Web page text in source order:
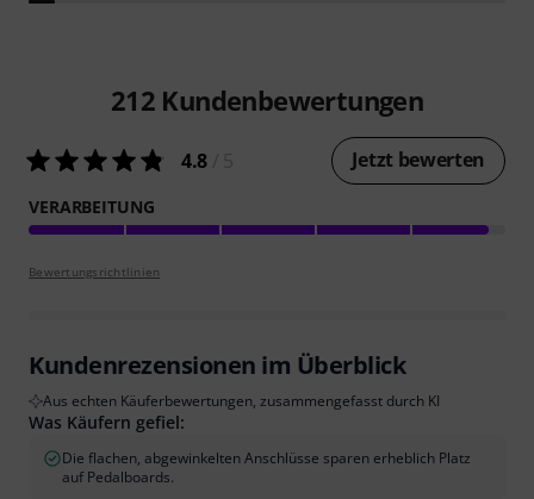
212 Kundenbewertungen
4.8 Jetzt bewerten
VERARBEITUNG
Bewertungsrichtlinien
Kundenrezensionen im Überblick
Aus echten Käuferbewertungen, zusammengefasst durch KI
Was Käufern gefiel:
Die flachen, abgewinkelten Anschlüsse sparen erheblich Platz
auf Pedalboards.